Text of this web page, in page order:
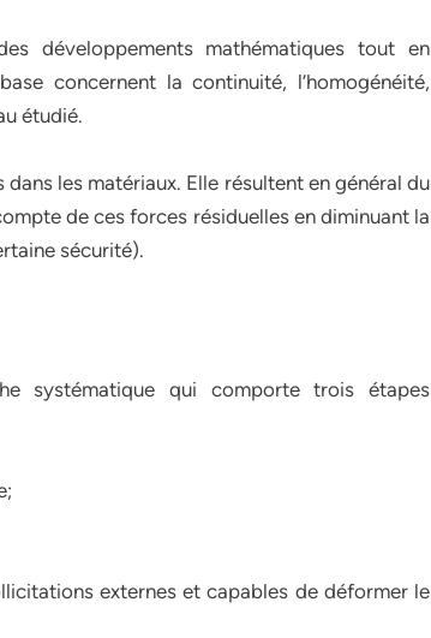
développements mathématiques tout en
concernent la continuité, l’homogénéité,
étudié.
les matériaux. Elle résultent en général du
de ces forces résiduelles en diminuant la
sécurité).
systématique qui comporte trois étapes
externes et capables de déformer le